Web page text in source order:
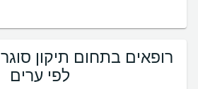
רופאים בתחום תיקון
לפי ערים